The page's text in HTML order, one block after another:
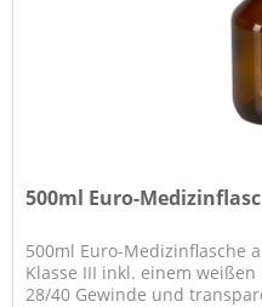
500ml Euro-
500ml Euro-Medizinflasche
Klasse III inkl. einem
28/40 Gewinde und